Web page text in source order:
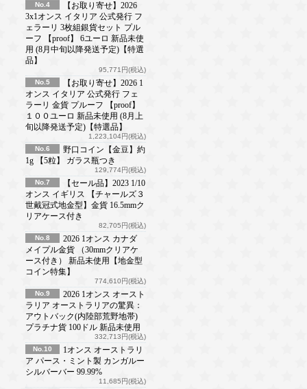
No.4
【お取り寄せ】2026
3x1オンス イタリア 公式発行 フ
ェラーリ 3枚組銀貨セット プル
ーフ 【proof】 6ユーロ 新品未使
用 (8月中旬以降発送予定)【特選
品】
95,771円(税込)
No.5
【お取り寄せ】2026 1
オンス イタリア 公式発行 フェ
ラーリ 金貨 プルーフ 【proof】
１００ユーロ 新品未使用 (8月上
旬以降発送予定)【特選品】
1,223,104円(税込)
No.6
野口コイン【金豆】約
1g 【5粒】 ガラス瓶つき
129,774円(税込)
No.7
【セール品】2023 1/10
オンス イギリス 【チャールズ３
世戴冠式地金型】金貨 16.5mmク
リアケース付き
82,705円(税込)
No.8
2026 1オンス カナダ
メイプル金貨 （30mmクリアケ
ース付き） 新品未使用【地金型
コイン特集】
774,610円(税込)
No.9
2026 1オンス オースト
ラリア オーストラリアの驚異：
アウトバック(内陸部荒野地帯)
プラチナ貨 100ドル 新品未使用
332,713円(税込)
No.10
1オンス オーストラリ
ア パース・ミント製 カンガルー
シルバーバー 99.99%
11,685円(税込)